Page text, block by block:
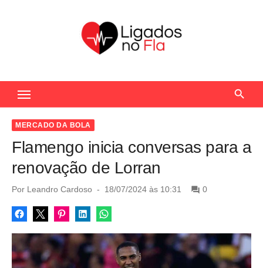
c
MERCADO DA BOLA
Flamengo inicia conversas para a
renovação de Lorran
Por Leandro Cardoso
P
s
t
d
o
n
18/07/2024 às 10:31 0